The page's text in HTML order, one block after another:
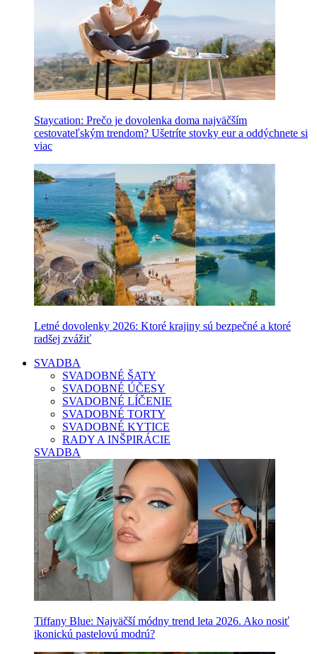
Staycation: Prečo je dovolenka doma najväčším
cestovateľským trendom? Ušetríte stovky eur a oddýchnete si
viac
Letné dovolenky 2026: Ktoré krajiny sú bezpečné a ktoré
radšej zvážiť
SVADBA
SVADOBNÉ ŠATY
SVADOBNÉ ÚČESY
SVADOBNÉ LÍČENIE
SVADOBNÉ TORTY
SVADOBNÉ KYTICE
RADY A INŠPIRÁCIE
SVADBA
Tiffany Blue: Najväčší módny trend leta 2026. Ako nosiť
ikonickú pastelovú modrú?